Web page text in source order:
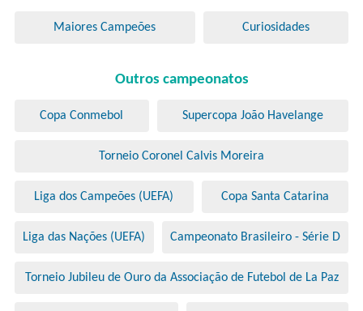
Maiores Campeões Curiosidades
Outros campeonatos
Copa Conmebol Supercopa João Havelange
Torneio Coronel Calvis Moreira
Liga dos Campeões (UEFA) Copa Santa Catarina
Liga das Nações (UEFA) Campeonato Brasileiro - Série D
Torneio Jubileu de Ouro da Associação de Futebol de La Paz